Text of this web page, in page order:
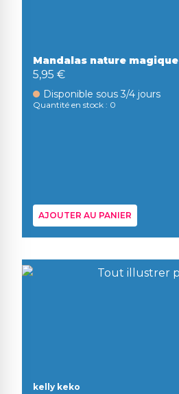
Mandalas nature magique
5,95 €
Disponible sous 3/4 jours
Quantité en stock : 0
AJOUTER AU PANIER
kelly keko